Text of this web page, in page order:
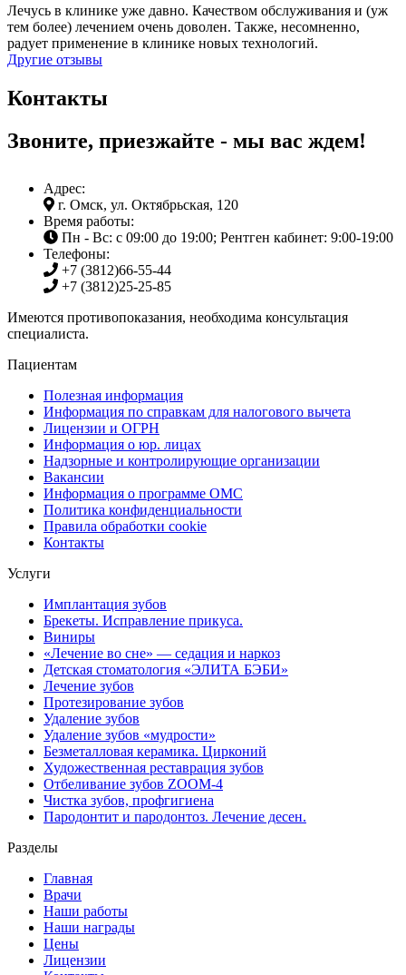
Лечусь в клинике уже давно. Качеством обслуживания и (уж
тем более) лечением очень доволен. Также, несомненно,
радует применение в клинике новых технологий.
Другие отзывы
Контакты
Звоните, приезжайте - мы вас ждем!
Адрес:
г. Омск, ул. Октябрьская, 120
Время работы:
Пн - Вс: с 09:00 до 19:00; Рентген кабинет: 9:00-19:00
Телефоны:
+7 (3812)66-55-44
+7 (3812)25-25-85
Имеются противопоказания, необходима консультация
специалиста.
Пациентам
Полезная информация
Информация по справкам для налогового вычета
Лицензии и ОГРН
Информация о юр. лицах
Надзорные и контролирующие организации
Вакансии
Информация о программе ОМС
Политика конфиденциальности
Правила обработки cookie
Контакты
Услуги
Имплантация зубов
Брекеты. Исправление прикуса.
Виниры
«Лечение во сне» — седация и наркоз
Детская стоматология «ЭЛИТА БЭБИ»
Лечение зубов
Протезирование зубов
Удаление зубов
Удаление зубов «мудрости»
Безметалловая керамика. Цирконий
Художественная реставрация зубов
Отбеливание зубов ZOOM-4
Чистка зубов, профгигиена
Пародонтит и пародонтоз. Лечение десен.
Разделы
Главная
Врачи
Наши работы
Наши награды
Цены
Лицензии